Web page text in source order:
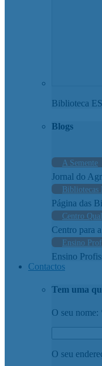
Biblioteca
Blogs
A Semente
Jornal do
Bibliotecas
Página das
Centro
Centro para
Ensino
Ensino
Contactos
Tem uma
O seu nome:
O seu